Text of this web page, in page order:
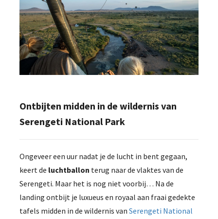
Ontbijten midden in de wildernis van
Serengeti National Park
Ongeveer een uur nadat je de lucht in bent gegaan,
keert de luchtballon terug naar de vlaktes van de
Serengeti. Maar het is nog niet voorbij… Na de
landing ontbijt je luxueus en royaal aan fraai gedekte
tafels midden in de wildernis van Serengeti National